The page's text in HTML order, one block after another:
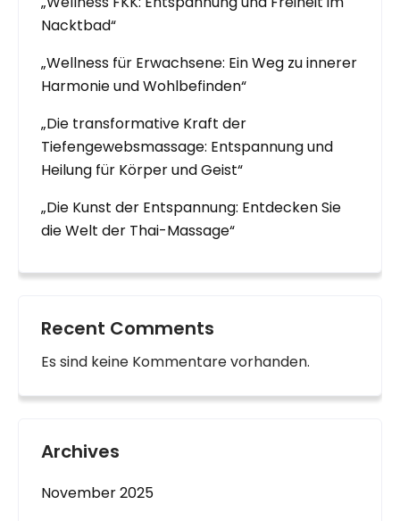
Nacktbad“
„Wellness für Erwachsene: Ein Weg zu innerer
Harmonie und Wohlbefinden“
„Die transformative Kraft der
Tiefengewebsmassage: Entspannung und
Heilung für Körper und Geist“
„Die Kunst der Entspannung: Entdecken Sie
die Welt der Thai-Massage“
Recent Comments
Es sind keine Kommentare vorhanden.
Archives
November 2025